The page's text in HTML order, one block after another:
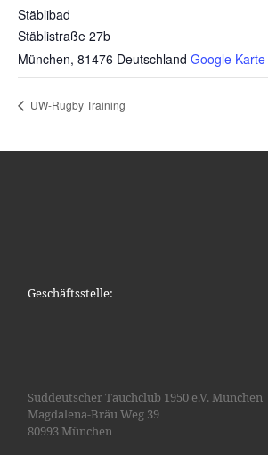
Stäblibad
Stäblistraße 27b
München, 81476 Deutschland Google
UW-Rugby Training
Geschäftsstelle:
Süddeutscher Tauchclub 1950 e.V. München
Magdalena-Bräu Weg 39
80993 München